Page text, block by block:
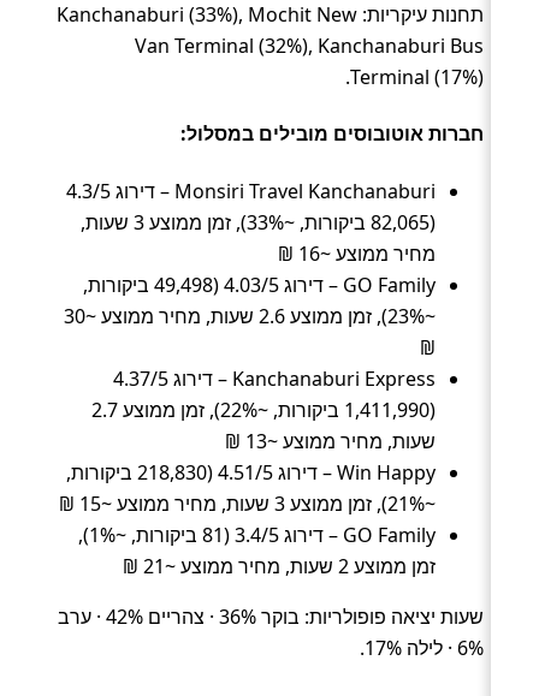
תחנות עיקריות: Kanchanaburi (33%), Mochit New
Van Terminal (32%), Kanchanaburi Bus
Terminal (17%).
חברות אוטובוסים מובילים במסלול:
Monsiri Travel Kanchanaburi – דירוג 4.3/5
(82,065 ביקורות, ~33%), זמן ממוצע 3 שעות,
מחיר ממוצע ~16 ₪
GO Family – דירוג 4.03/5 (49,498 ביקורות,
~23%), זמן ממוצע 2.6 שעות, מחיר ממוצע ~30
₪
Kanchanaburi Express – דירוג 4.37/5
(1,411,990 ביקורות, ~22%), זמן ממוצע 2.7
שעות, מחיר ממוצע ~13 ₪
Win Happy – דירוג 4.51/5 (218,830 ביקורות,
~21%), זמן ממוצע 3 שעות, מחיר ממוצע ~15 ₪
GO Family – דירוג 3.4/5 (81 ביקורות, ~1%),
זמן ממוצע 2 שעות, מחיר ממוצע ~21 ₪
שעות יציאה פופולריות: בוקר 36% · צהריים 42% · ערב
6% · לילה 17%.